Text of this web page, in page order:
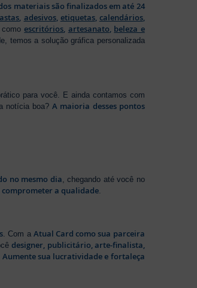
materiais são finalizados em até 24
, adesivos, etiquetas, calendários,
comoescritórios, artesanato, beleza e
temos a solução gráfica personalizada
para você. E ainda contamos com
notícia boa?A maioria desses pontos
no mesmo dia, chegando até você no
comprometer a qualidade.
. Com a Atual Card como sua parceira
designer, publicitário, arte-finalista,
Aumente sua lucratividade e fortaleça